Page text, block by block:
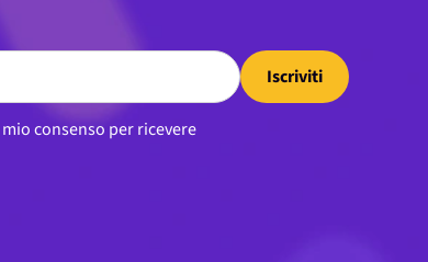
Iscriviti
consenso per ricevere